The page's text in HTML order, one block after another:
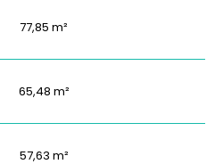
77,85 m²
65,48 m²
57,63 m²